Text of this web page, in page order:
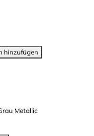
hinzufügen
Metallic